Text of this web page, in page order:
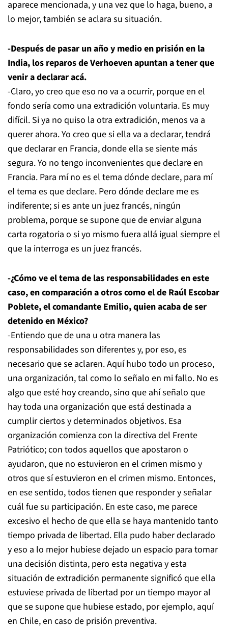
aparece mencionada, y una vez que lo haga, bueno, a
lo mejor, también se aclara su situación.
-Después de pasar un año y medio en prisión en la
India, los reparos de Verhoeven apuntan a tener que
venir a declarar acá.
-Claro, yo creo que eso no va a ocurrir, porque en el
fondo sería como una extradición voluntaria. Es muy
difícil. Si ya no quiso la otra extradición, menos va a
querer ahora. Yo creo que si ella va a declarar, tendrá
que declarar en Francia, donde ella se siente más
segura. Yo no tengo inconvenientes que declare en
Francia. Para mí no es el tema dónde declare, para mí
el tema es que declare. Pero dónde declare me es
indiferente; si es ante un juez francés, ningún
problema, porque se supone que de enviar alguna
carta rogatoria o si yo mismo fuera allá igual siempre el
que la interroga es un juez francés.
-¿Cómo ve el tema de las responsabilidades en este
caso, en comparación a otros como el de Raúl Escobar
Poblete, el comandante Emilio, quien acaba de ser
detenido en México?
-Entiendo que de una u otra manera las
responsabilidades son diferentes y, por eso, es
necesario que se aclaren. Aquí hubo todo un proceso,
una organización, tal como lo señalo en mi fallo. No es
algo que esté hoy creando, sino que ahí señalo que
hay toda una organización que está destinada a
cumplir ciertos y determinados objetivos. Esa
organización comienza con la directiva del Frente
Patriótico; con todos aquellos que apostaron o
ayudaron, que no estuvieron en el crimen mismo y
otros que sí estuvieron en el crimen mismo. Entonces,
en ese sentido, todos tienen que responder y señalar
cuál fue su participación. En este caso, me parece
excesivo el hecho de que ella se haya mantenido tanto
tiempo privada de libertad. Ella pudo haber declarado
y eso a lo mejor hubiese dejado un espacio para tomar
una decisión distinta, pero esta negativa y esta
situación de extradición permanente significó que ella
estuviese privada de libertad por un tiempo mayor al
que se supone que hubiese estado, por ejemplo, aquí
en Chile, en caso de prisión preventiva.